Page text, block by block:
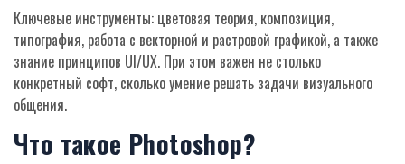
Ключевые инструменты: цветовая теория, композиция,
типография, работа с векторной и растровой графикой, а также
знание принципов UI/UX. При этом важен не столько
конкретный софт, сколько умение решать задачи визуального
общения.
Что такое Photoshop?